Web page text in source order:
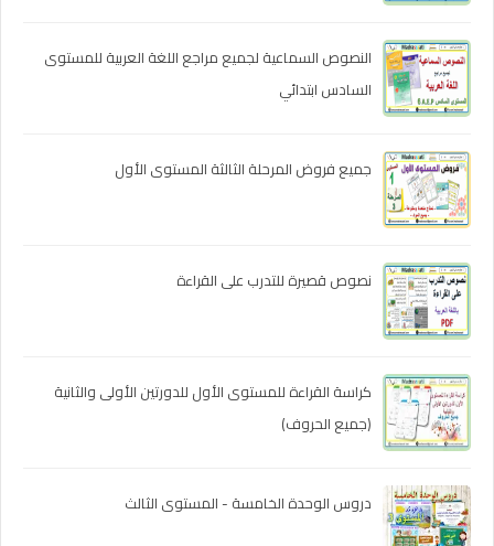
النصوص السماعية لجميع مراجع اللغة العربية للمستوى
السادس ابتدائي
جميع فروض المرحلة الثالثة المستوى الأول
نصوص قصيرة للتدرب على القراءة
كراسة القراءة للمستوى الأول للدورتين الأولى والثانية
(جميع الحروف)
دروس الوحدة الخامسة - المستوى الثالث